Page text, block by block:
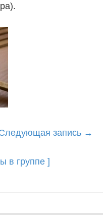
запись →
в группе ]